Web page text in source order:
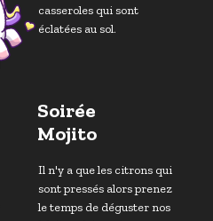
casseroles qui sont
éclatées au sol.
Soirée
Mojito
Il n'y a que les citrons qui
sont pressés alors prenez
le temps de déguster nos